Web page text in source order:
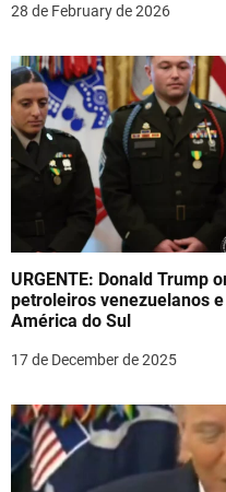
o
n
28 de February de 2026
URGENTE: Donald Trump
petroleiros venezuelanos
América do Sul
17 de December de 2025